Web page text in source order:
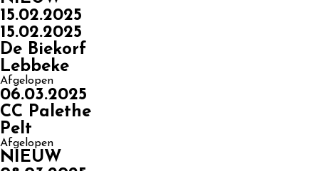
15.02.2025
15.02.2025
De Biekorf
Lebbeke
Afgelopen
06.03.2025
CC Palethe
Pelt
Afgelopen
NIEUW